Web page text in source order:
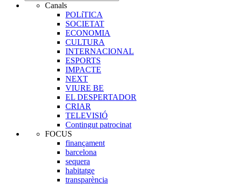
Canals
POLíTICA
SOCIETAT
ECONOMIA
CULTURA
INTERNACIONAL
ESPORTS
IMPACTE
NEXT
VIURE BE
EL DESPERTADOR
CRIAR
TELEVISIÓ
Contingut patrocinat
FOCUS
finançament
barcelona
sequera
habitatge
transparència